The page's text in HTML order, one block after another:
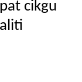
cikgu